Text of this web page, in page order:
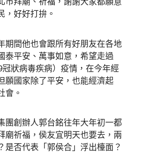
，好好打拚。
期間他也會跟所有好朋友在各地
泰平安、萬事如意，希望走過
冠狀病毒疾病）疫情，在今年經
願國家除了平安，也能經濟起
會。
團創辦人郭台銘往年大年初一都
廟祈福，侯友宜明天也要去，兩
是否代表「郭侯合」浮出檯面？